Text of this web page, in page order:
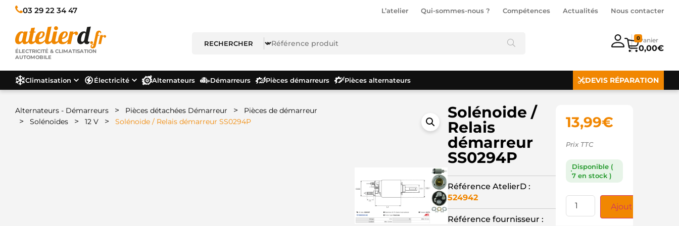
03 29 22 34 47 L’atelier Qui-sommes-nous ? Compétences Actualités Nous contacter
ÉLECTRICITÉ & CLIMATISATION
AUTOMOBILE
0,00€
0
Climatisation Électricité Alternateurs Démarreurs Pièces démarreurs Pièces alternateurs DEVIS RÉPARATION
Alternateurs - Démarreurs > Pièces détachées Démarreur > Pièces de démarreur
> Solénoïdes > 12 V > Solénoide / Relais démarreur SS0294P
Solénoide /
Relais
démarreur
SS0294P
Référence AtelierD :
524942
Référence fournisseur :
13,99€
Prix TTC
Disponible (
7 en stock )
Ajouter au